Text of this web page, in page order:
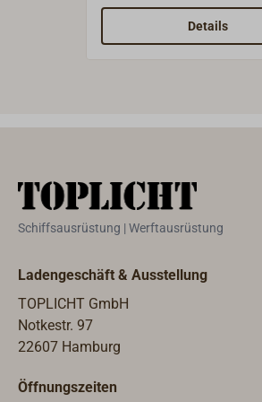
verdeckt den runden
Einbausockel (D = 54
Details
Schiffsausrüstung | Werftausrüstung
Ladengeschäft & Ausstellung
TOPLICHT GmbH
Notkestr. 97
22607 Hamburg
Öffnungszeiten